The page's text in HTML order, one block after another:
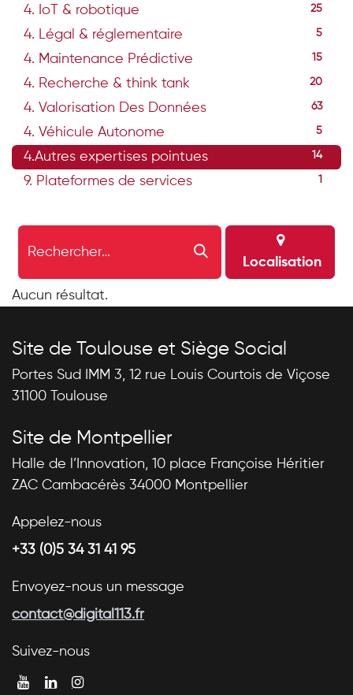
4. IoT & robotique 25
4. Légal & réglementaire 5
4. Maintenance Prédictive 15
4. Recherche & think tank 20
4. Valorisation Des Données 63
4. Véhicule Autonome 5
4.Autres expertises pointues 14
9. Plateformes de services
Localisation
Aucun résultat.
Site de Toulouse et Siège Social
Portes Sud IMM 3, 12 rue Louis Courtois de Viçose
31100 Toulouse
Site de Montpellier
Halle de l’Innovation, 10 place Françoise Héritier
ZAC Cambacérès 34000 Montpellier
Appelez-nous
+33 (0)5 34 31 41 95
Envoyez-nous un message
contact@digital113.fr
Suivez-nous